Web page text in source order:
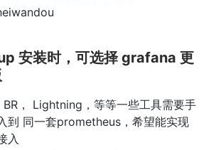
安装时，可选择 grafana 更
BR， Lightning，等等一些工具需要手
到 同一套prometheus，希望能实现
入